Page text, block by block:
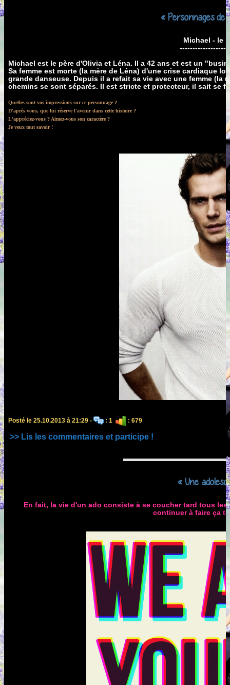
« Personnages de
Michael - le
Michael est le père d'Olivia et Léna. Il a 42 ans et est un
Sa femme est morte (la mère de Léna) d'une crise cardiaque
grande danseuse. Depuis il a refait sa vie avec une femme (la
chemins se sont séparés. Il est stricte et protecteur, il sait se
Quelles sont vos impressions sur ce personnage ?
D'après vous, que lui réserve l'avenir dans cette histoire ?
L'appréciez-vous ? Aimez-vous son caractère ?
Je veux tout savoir !
Posté le 25.10.2013 à 21:29 - : 1 : 679
>> Lis les commentaires et participe !
« Une
En fait, la vie d'un ado consiste à se coucher tard tous
continuer à faire ça